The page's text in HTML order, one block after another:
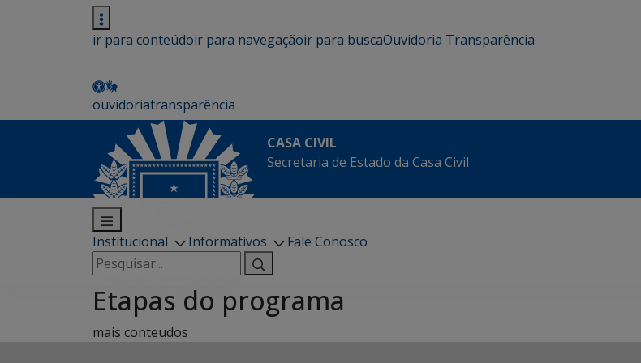
ir para conteúdoir para navegaçãoir para buscaOuvidoria Transparência
ouvidoriatransparência
CASA CIVIL
Secretaria de Estado da Casa Civil
Institucional Informativos
Fale Conosco
Pesquisar
por:
Etapas do programa
mais conteudos